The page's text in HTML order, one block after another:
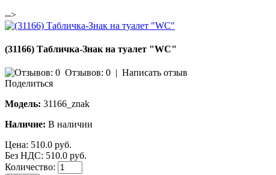
-->
(31166) Табличка-Знак на туалет "WC"
Отзывов: 0 | Написать отзыв
Поделиться
Модель: 31166_znak
Наличие: В наличии
Цена: 510.0 руб.
Без НДС: 510.0 руб.
Количество: